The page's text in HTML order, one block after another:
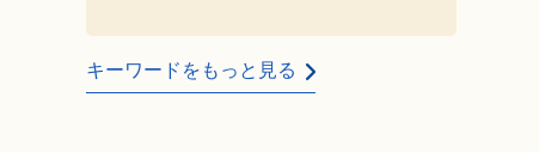
キーワードをもっと見る